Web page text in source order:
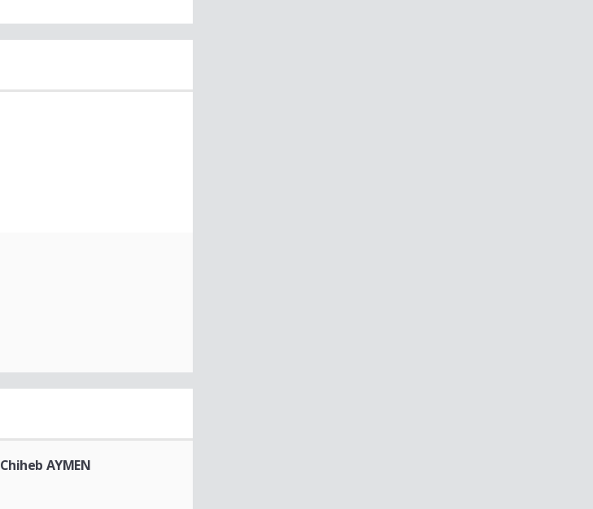
Chiheb AYMEN